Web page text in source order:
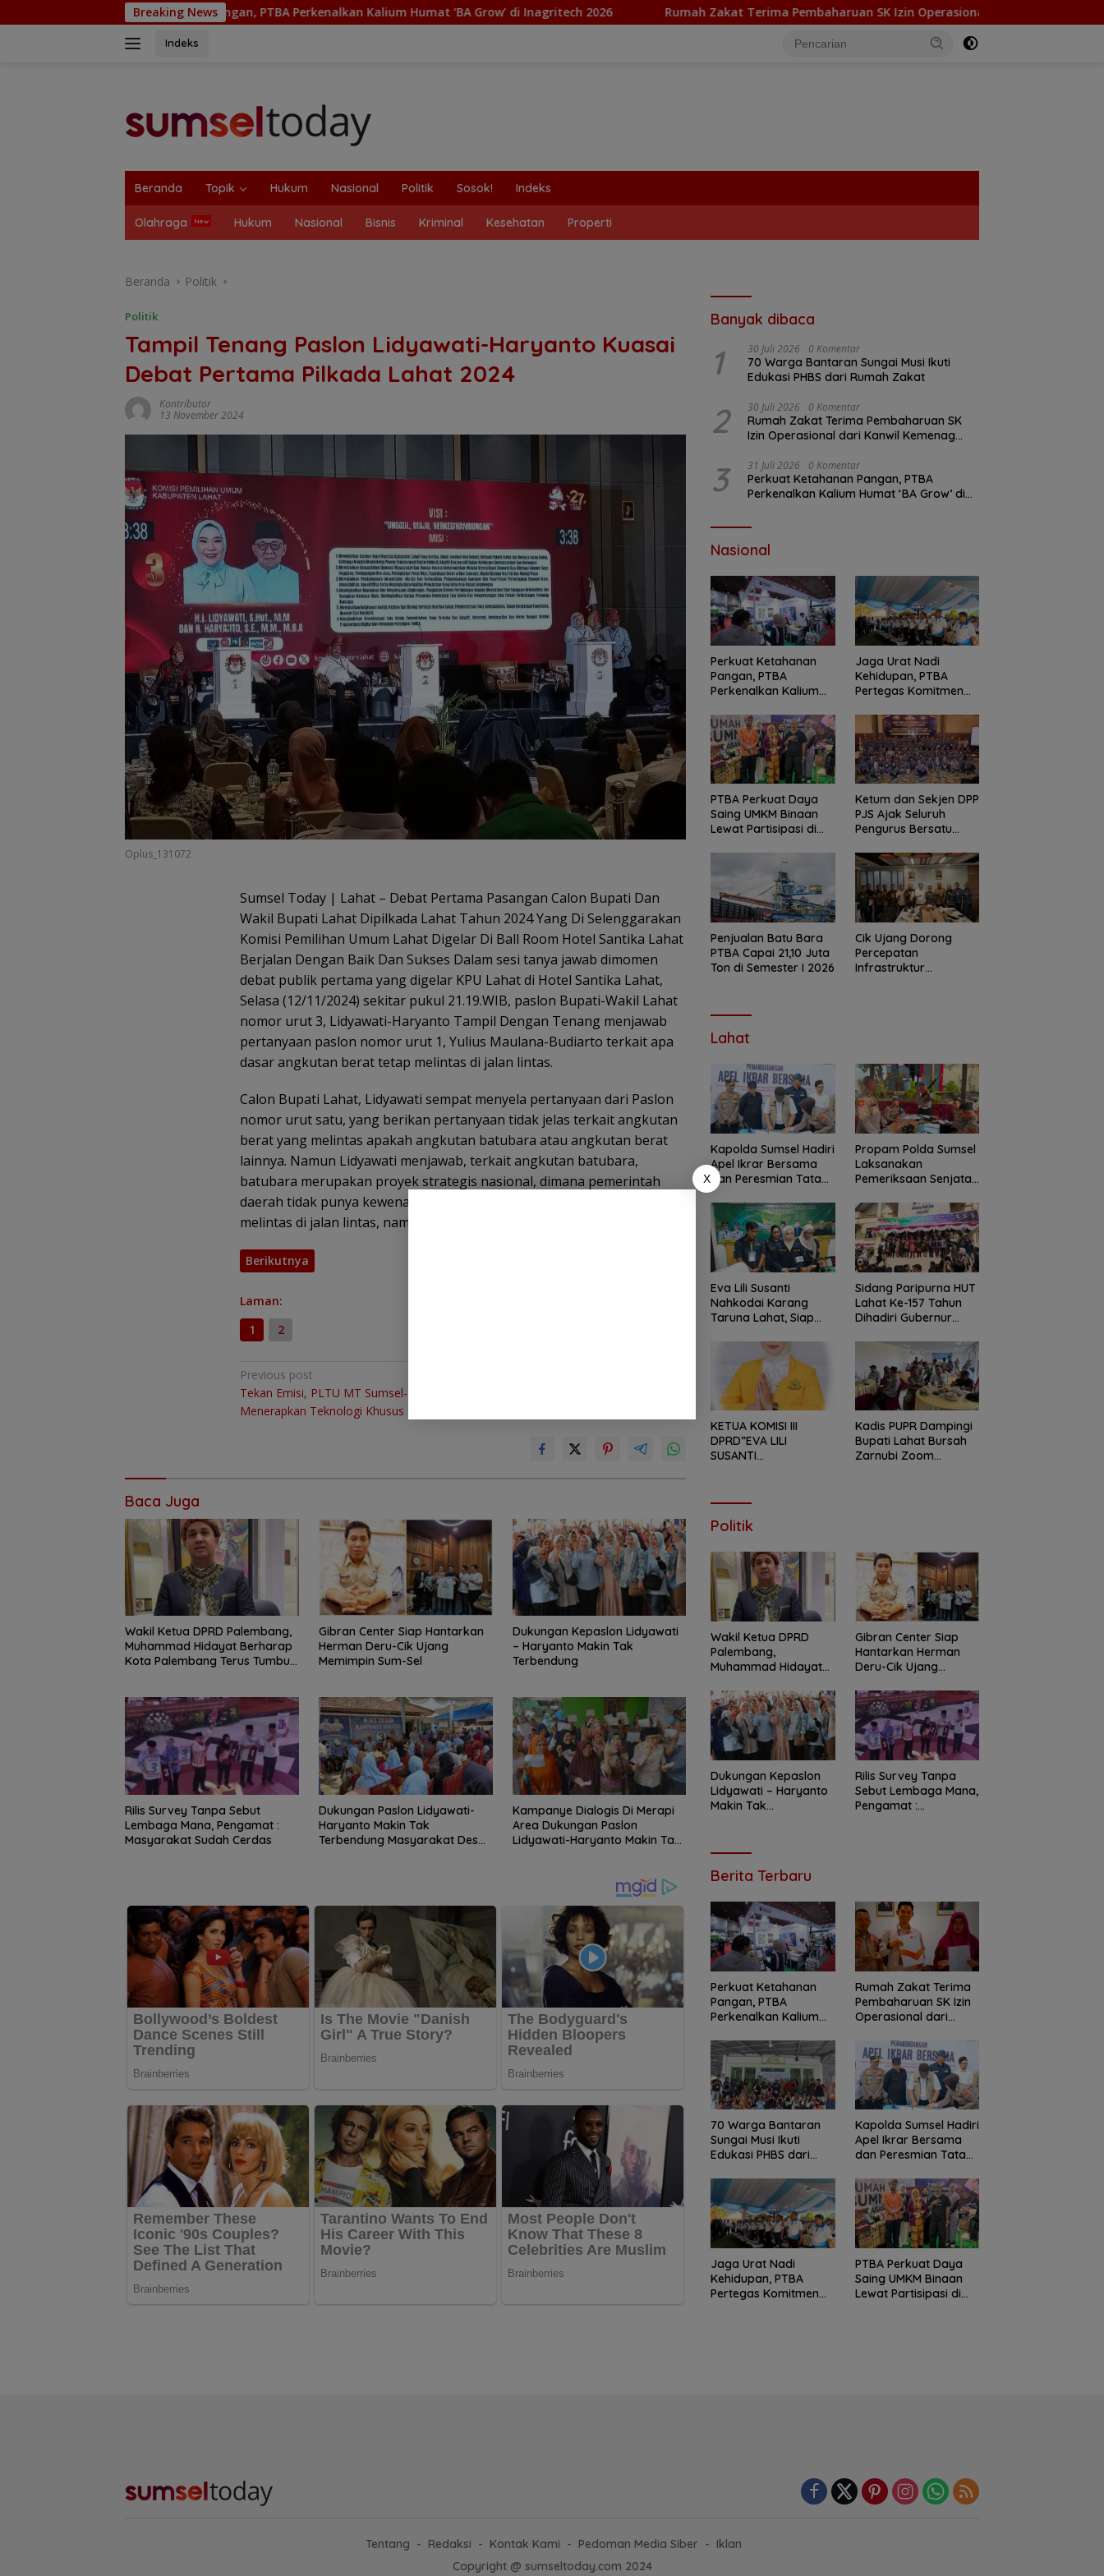
ke
Breaking News
Ketahanan Pangan, PTBA Perkenalkan Kalium Humat ‘BA Grow’ di Inagritech 2026 Rumah Zakat Terima Pembaharuan SK Izin Operasional dari Kanwil Kemenag Sumatera Selatan
Indeks
Beranda Topik Hukum Nasional Politik Sosok! Indeks
Olahraga Hukum Nasional Bisnis Kriminal Kesehatan Properti
Beranda Politik
Politik
Tampil Tenang Paslon Lidyawati-Haryanto Kuasai
Debat Pertama Pilkada Lahat 2024
Kontributor
13 November 2024
Oplus_131072
Sumsel Today | Lahat – Debat Pertama Pasangan Calon Bupati Dan
Wakil Bupati Lahat Dipilkada Lahat Tahun 2024 Yang Di Selenggarakan
Komisi Pemilihan Umum Lahat Digelar Di Ball Room Hotel Santika Lahat
Berjalan Dengan Baik Dan Sukses Dalam sesi tanya jawab dimomen
debat publik pertama yang digelar KPU Lahat di Hotel Santika Lahat,
Selasa (12/11/2024) sekitar pukul 21.19.WIB, paslon Bupati-Wakil Lahat
nomor urut 3, Lidyawati-Haryanto Tampil Dengan Tenang menjawab
pertanyaan paslon nomor urut 1, Yulius Maulana-Budiarto terkait apa
dasar angkutan berat tetap melintas di jalan lintas.
Calon Bupati Lahat, Lidyawati sempat menyela pertanyaan dari Paslon
nomor urut satu, yang berikan pertanyaan tidak jelas terkait angkutan
berat yang melintas apakah angkutan batubara atau angkutan berat
lainnya. Namun Lidyawati menjawab, terkait angkutan batubara,
batubara merupakan proyek strategis nasional, dimana pemerintah
daerah tidak punya kewenangan untuk melarang angkutan batubara
melintas di jalan lintas, namun melainkan kewenangan Pemprov Sumsel.
Berikutnya
Laman:
1
2
Navigasi
pos
Previous post
Tekan Emisi, PLTU MT Sumsel-8
Menerapkan Teknologi Khusus
Baca Juga
Wakil Ketua DPRD Palembang,
Muhammad Hidayat Berharap
Kota Palembang Terus Tumbuh
Gibran Center Siap Hantarkan
Herman Deru-Cik Ujang
Memimpin Sum-Sel
Dukungan Kepaslon Lidyawati
– Haryanto Makin Tak
Terbendung
Rilis Survey Tanpa Sebut
Lembaga Mana, Pengamat :
Masyarakat Sudah Cerdas
Dukungan Paslon Lidyawati-
Haryanto Makin Tak
Terbendung Masyarakat Desa
Kampanye Dialogis Di Merapi
Area Dukungan Paslon
Lidyawati-Haryanto Makin Tak
Banyak dibaca
1 30 Juli 2026 0 Komentar
70 Warga Bantaran Sungai Musi Ikuti
Edukasi PHBS dari Rumah Zakat
2 30 Juli 2026 0 Komentar
Rumah Zakat Terima Pembaharuan SK
Izin Operasional dari Kanwil Kemenag
3 31 Juli 2026 0 Komentar
Perkuat Ketahanan Pangan, PTBA
Perkenalkan Kalium Humat ‘BA Grow’ di
Nasional
Perkuat Ketahanan
Pangan, PTBA
Perkenalkan Kalium
Inagritech 2026
Jaga Urat Nadi
Kehidupan, PTBA
Pertegas Komitmen
dalam Konferensi
Sungai Indonesia 2026
PTBA Perkuat Daya
Saing UMKM Binaan
Lewat Partisipasi di
Ketum dan Sekjen DPP
PJS Ajak Seluruh
Pengurus Bersatu
Dewan Pers
Penjualan Batu Bara
PTBA Capai 21,10 Juta
Ton di Semester I 2026
Cik Ujang Dorong
Percepatan
Infrastruktur
Lahat
Kapolda Sumsel Hadiri
Apel Ikrar Bersama
dan Peresmian Tata
Kelola Sumur Minyak
Masyarakat di
Kab.Lahat
Propam Polda Sumsel
Laksanakan
Pemeriksaan Senjata
Lahat
Eva Lili Susanti
Nahkodai Karang
Taruna Lahat, Siap
Program Bupati
Sidang Paripurna HUT
Lahat Ke-157 Tahun
Dihadiri Gubernur
KETUA KOMISI III
DPRD”EVA LILI
SUSANTI
LAHAT KE 157 TAHUN
Kadis PUPR Dampingi
Bupati Lahat Bursah
Zarnubi Zoom
Politik
Wakil Ketua DPRD
Palembang,
Muhammad Hidayat
Palembang Terus
Tumbuh Menjadi Kota
Maju, Berbudaya, dan
Sejahtera
Gibran Center Siap
Hantarkan Herman
Deru-Cik Ujang
Dukungan Kepaslon
Lidyawati – Haryanto
Makin Tak
Rilis Survey Tanpa
Sebut Lembaga Mana,
Pengamat :
Berita Terbaru
Perkuat Ketahanan
Pangan, PTBA
Perkenalkan Kalium
Inagritech 2026
Rumah Zakat Terima
Pembaharuan SK Izin
Operasional dari
Sumatera Selatan
70 Warga Bantaran
Sungai Musi Ikuti
Edukasi PHBS dari
Kapolda Sumsel Hadiri
Apel Ikrar Bersama
dan Peresmian Tata
Masyarakat di
Kab.Lahat
Jaga Urat Nadi
Kehidupan, PTBA
Pertegas Komitmen
PTBA Perkuat Daya
Saing UMKM Binaan
Lewat Partisipasi di
Tentang Redaksi Kontak Kami Pedoman Media Siber
Iklan
Copyright @ sumseltoday.com 2024
X